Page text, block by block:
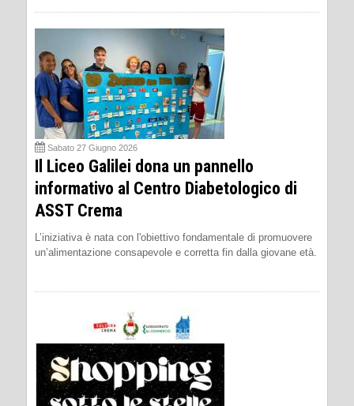
Sabato 27 Giugno 2026
Il Liceo Galilei dona un pannello
informativo al Centro Diabetologico di
ASST Crema
L’iniziativa è nata con l'obiettivo fondamentale di promuovere
un’alimentazione consapevole e corretta fin dalla giovane età.